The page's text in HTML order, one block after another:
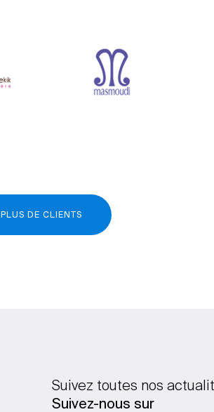
PLUS DE CLIENTS
Suivez toutes nos
Suivez-nous sur